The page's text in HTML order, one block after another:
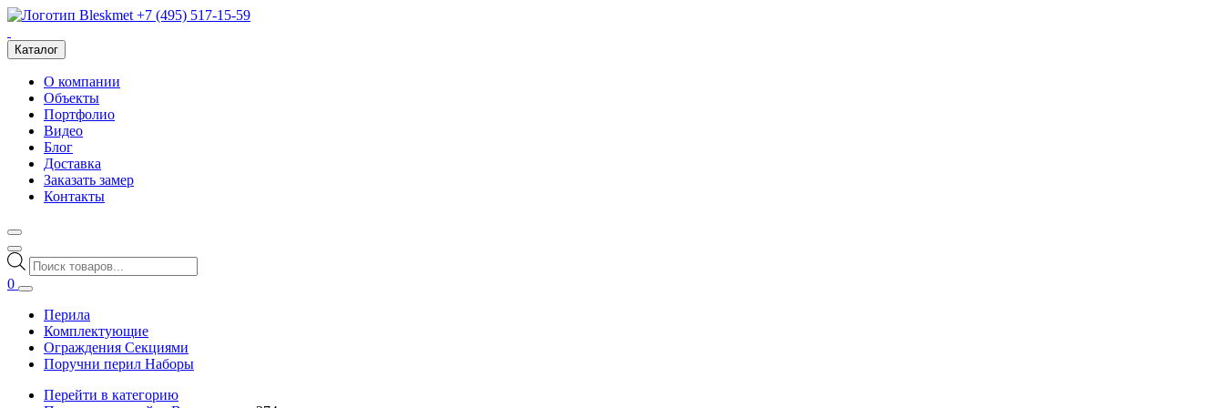
+7 (495) 517-15-59
Каталог
О компании
Объекты
Портфолио
Видео
Блог
Доставка
Заказать замер
Контакты
Поиск
товаров
0
Перила
Комплектующие
Ограждения Секциями
Поручни перил Наборы
Перейти в категорию